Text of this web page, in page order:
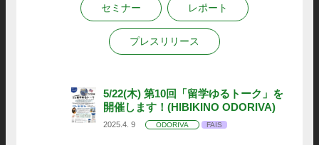
セミナー レポート
プレスリリース
5/22(木) 第10回「留学ゆるトーク」を
開催します！(HIBIKINO ODORIVA)
2025.4. 9 ODORIVA FAIS